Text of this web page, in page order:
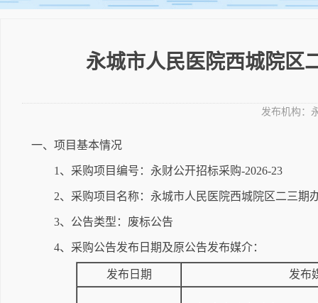
永城市人民医院西城院区
发布机构：
一、项目基本情况
1、采购项目编号：永财公开招标采购-2026-23
2、采购项目名称：永城市人民医院西城院区二三期
3、公告类型：废标公告
4、采购公告发布日期及原公告发布媒介：
发布日期 发布